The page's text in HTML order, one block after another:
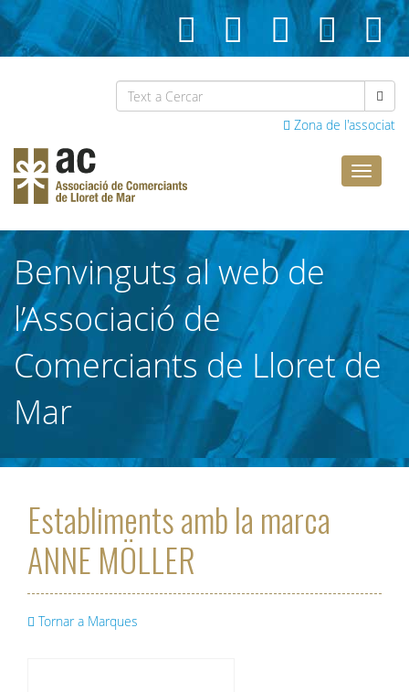
Zona de l'associat
Lloret
Benvinguts al web de
l’Associació de
Comerciants de Lloret de
Mar
Establiments amb la marca
ANNE MÖLLER
Tornar a Marques